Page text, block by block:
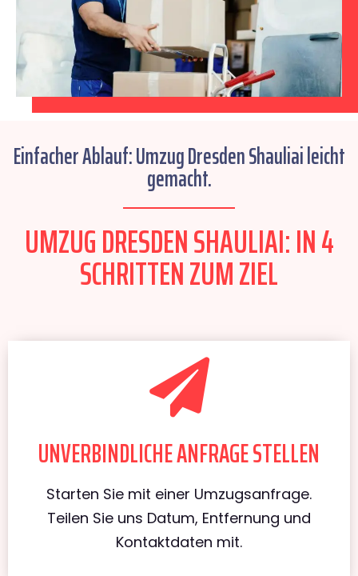
Einfacher Ablauf: Umzug Dresden Shauliai leicht
gemacht.
UMZUG DRESDEN SHAULIAI: IN 4
SCHRITTEN ZUM ZIEL
UNVERBINDLICHE ANFRAGE STELLEN
Starten Sie mit einer Umzugsanfrage.
Teilen Sie uns Datum, Entfernung und
Kontaktdaten mit.